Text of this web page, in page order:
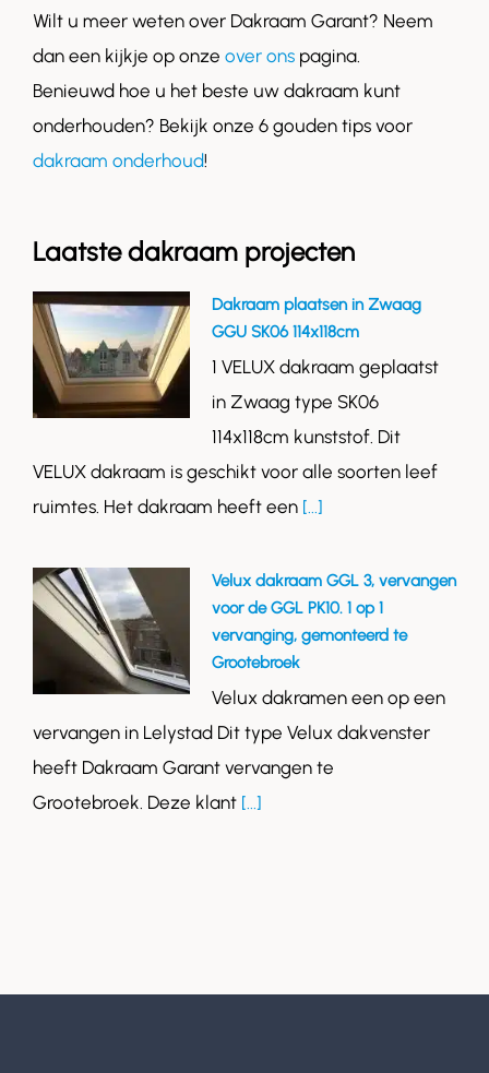
Wilt u meer weten over Dakraam Garant? Neem
dan een kijkje op onze over ons pagina.
Benieuwd hoe u het beste uw dakraam kunt
onderhouden? Bekijk onze 6 gouden tips voor
dakraam onderhoud!
Laatste dakraam projecten
Dakraam plaatsen in Zwaag
GGU SK06 114x118cm
1 VELUX dakraam geplaatst
in Zwaag type SK06
114x118cm kunststof. Dit
VELUX dakraam is geschikt voor alle soorten leef
ruimtes. Het dakraam heeft een [...]
Velux dakraam GGL 3, vervangen
voor de GGL PK10. 1 op 1
vervanging, gemonteerd te
Grootebroek
Velux dakramen een op een
vervangen in Lelystad Dit type Velux dakvenster
heeft Dakraam Garant vervangen te
Grootebroek. Deze klant [...]